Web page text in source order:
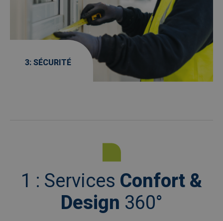
3: SÉCURITÉ
1 : Services Confort &
Design 360°